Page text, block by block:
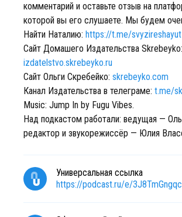
комментарий и оставьте отзыв на
которой вы его слушаете. Мы будем
Найти Наталию: https://t.me/svyzireshayut
Сайт Домашего Издательства Skrebeyko:
izdatelstvo.skrebeyko.ru
Сайт Ольги Скребейко: skrebeyko.com
Канал Издательства в телеграме: t.me/
Music: Jump In by Fugu Vibes.
Над подкастом работали: ведущая —
редактор и звукорежиссёр — Юлия
Универсальная ссылка
https://podcast.ru/e/